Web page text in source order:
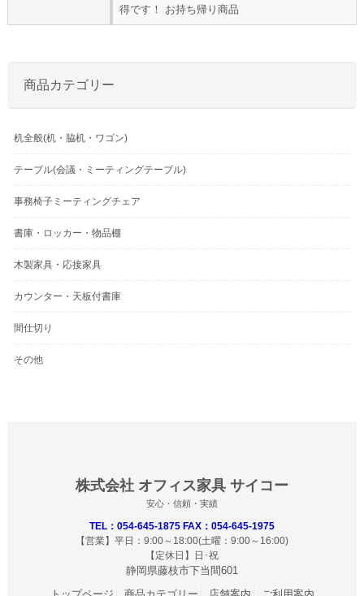
得です！ お持ち帰り商品
商品カテゴリー
机全般(机・脇机・ワゴン)
テーブル(会議・ミーティングテーブル)
事務椅子ミーティングチェア
書庫・ロッカー・物品棚
木製家具・応接家具
カウンター・天板付書庫
間仕切り
その他
株式会社 オフィス家具 サイコー
安心・信頼・実績
TEL：054-645-1875 FAX：054-645-1975
【営業】平日：9:00～18:00(土曜：9:00～16:00)
【定休日】日･祝
静岡県藤枝市下当間601